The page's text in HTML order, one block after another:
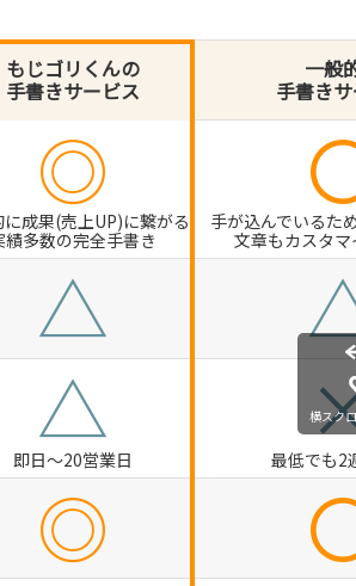
もじゴリくんの
手書きサービス
一般
手書き
◎
に成果(売上UP)に繋がる
績多数の完全手書き
手が込んでいるた
文章もカスタマ
△
△
即日～20営業日 最低でも2
◎
横スク